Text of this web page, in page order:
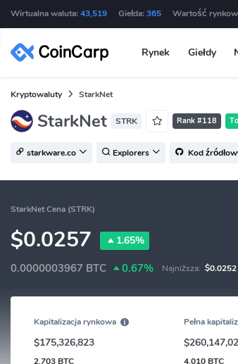
Wirtualna waluta: 43,519 Giełda: 365 Wartość
Rynek Giełdy
Kryptowaluty StarkNet
StarkNet STRK Rank #118
starkware.co Explorers Kod
StarkNet Cena (STRK)
$0.0257 1.65%
0.0000003967 BTC 0.67% Najniższa: $0.0252
Kapitalizacja rynkowa
$175,326,823
2,703 BTC
Pełna
4,010 BTC